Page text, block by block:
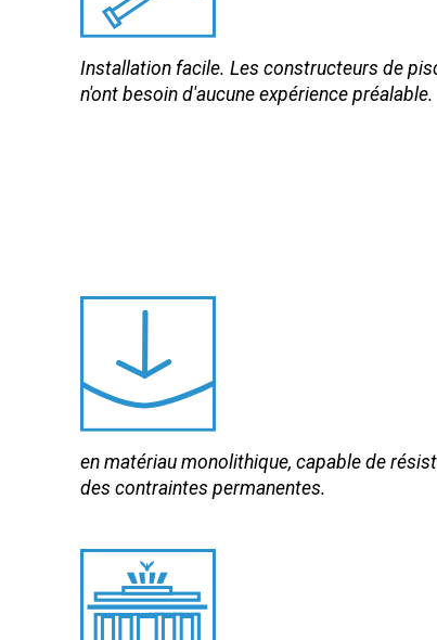
Installation facile. Les constructeurs de
n'ont besoin d'aucune expérience préalable.
en matériau monolithique, capable de
des contraintes permanentes.